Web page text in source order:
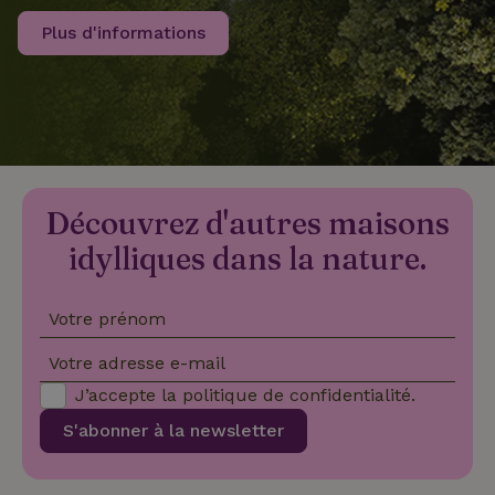
Plus d'informations
Découvrez d'autres maisons
idylliques dans la nature.
Votre prénom
Votre adresse e-mail
S'abonner à la newsletter
J’accepte la politique de confidentialité.
recently_viewed_houses www.maisonnature.fr
www.maisonnature.fr
_nhft_safety-deposit-refund www.maisonnature.fr
_nhftconstraint_search-
geo-json
www.maisonnature.fr